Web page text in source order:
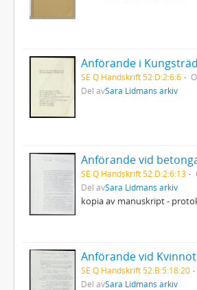
SE Q Handskrift 52:D:2:6:6
Del avSara Lidmans arkiv
SE Q Handskrift 52:D:2:6:13
Del avSara Lidmans arkiv
kopia av manuskript -
SE Q Handskrift 52:B:5:18:20
Del avSara Lidmans arkiv